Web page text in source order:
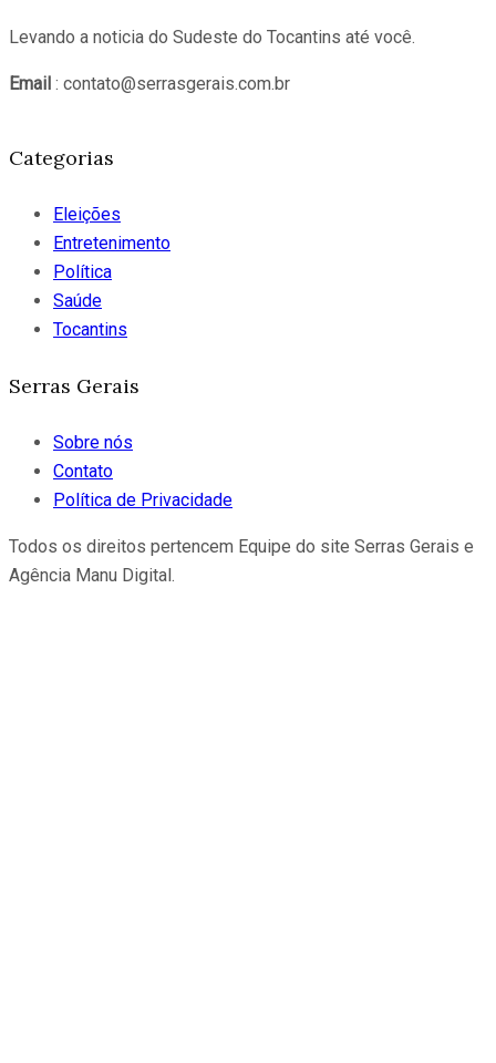
Levando a noticia do Sudeste do Tocantins até você.
Email : contato@serrasgerais.com.br
Categorias
Eleições
Entretenimento
Política
Saúde
Tocantins
Serras Gerais
Sobre nós
Contato
Política de Privacidade
Todos os direitos pertencem Equipe do site Serras Gerais e
Agência Manu Digital.